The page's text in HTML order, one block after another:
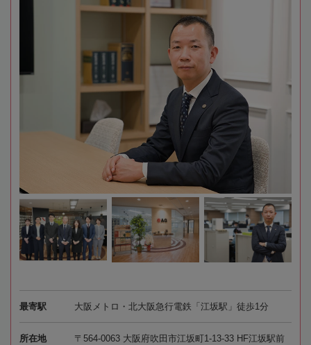
最寄駅 大阪メトロ・北大阪急行電鉄「江坂駅」徒歩1分
所在地
〒564-0063 大阪府吹田市江坂町1-13-33 HF江坂駅前